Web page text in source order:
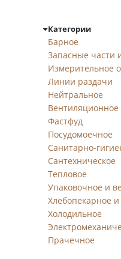
Категории
Барное
Запасные части
Измерительное
Линии раздачи
Нейтральное
Вентиляционное
Фастфуд
Посудомоечное
Санитарно-
Сантехническое
Тепловое
Упаковочное и
Хлебопекарное и
Холодильное
Прачечное